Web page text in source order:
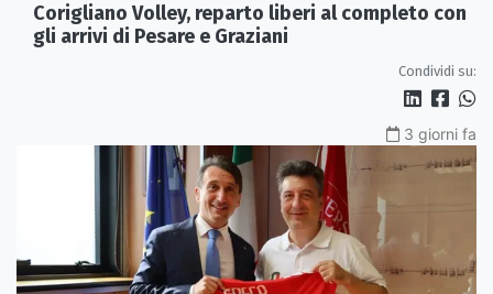
Corigliano Volley, reparto liberi al completo con
gli arrivi di Pesare e Graziani
Condividi su:
3 giorni fa